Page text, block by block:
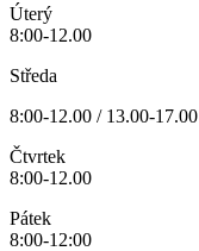
Úterý
8:00-12.00
Středa
8:00-12.00 / 13.00-17.00
Čtvrtek
8:00-12.00
Pátek
8:00-12:00